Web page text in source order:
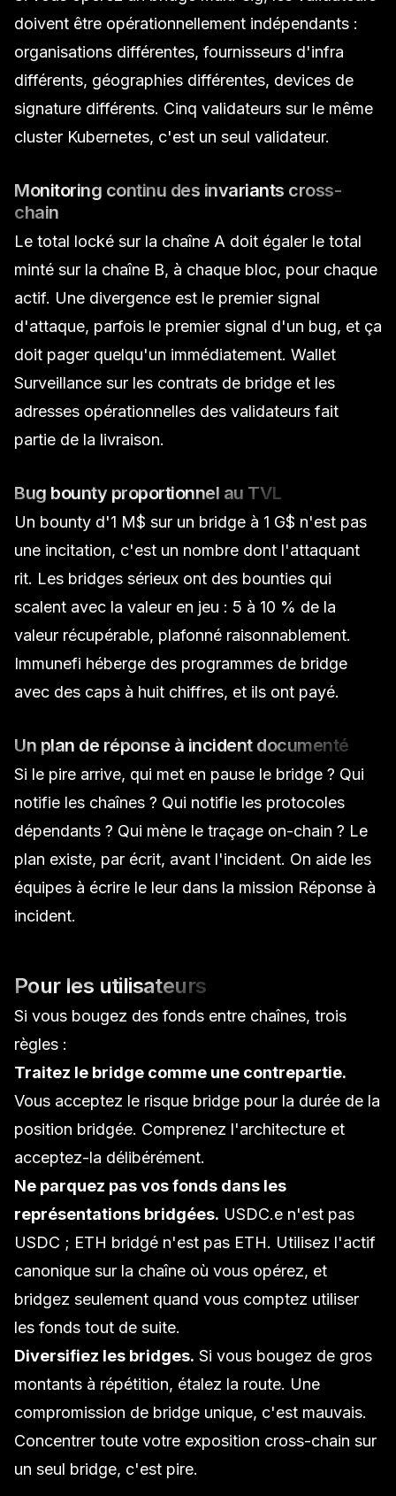
doivent être opérationnellement indépendants :
organisations différentes, fournisseurs d'infra
différents, géographies différentes, devices de
signature différents. Cinq validateurs sur le même
cluster Kubernetes, c'est un seul validateur.
Monitoring continu des invariants cross-
chain
Le total locké sur la chaîne A doit égaler le total
minté sur la chaîne B, à chaque bloc, pour chaque
actif. Une divergence est le premier signal
d'attaque, parfois le premier signal d'un bug, et ça
doit pager quelqu'un immédiatement. Wallet
Surveillance sur les contrats de bridge et les
adresses opérationnelles des validateurs fait
partie de la livraison.
Bug bounty proportionnel au TVL
Un bounty d'1 M$ sur un bridge à 1 G$ n'est pas
une incitation, c'est un nombre dont l'attaquant
rit. Les bridges sérieux ont des bounties qui
scalent avec la valeur en jeu : 5 à 10 % de la
valeur récupérable, plafonné raisonnablement.
Immunefi héberge des programmes de bridge
avec des caps à huit chiffres, et ils ont payé.
Un plan de réponse à incident documenté
Si le pire arrive, qui met en pause le bridge ? Qui
notifie les chaînes ? Qui notifie les protocoles
dépendants ? Qui mène le traçage on-chain ? Le
plan existe, par écrit, avant l'incident. On aide les
équipes à écrire le leur dans la mission Réponse à
incident.
Pour les utilisateurs
Si vous bougez des fonds entre chaînes, trois
règles :
Traitez le bridge comme une contrepartie.
Vous acceptez le risque bridge pour la durée de la
position bridgée. Comprenez l'architecture et
acceptez-la délibérément.
Ne parquez pas vos fonds dans les
représentations bridgées. USDC.e n'est pas
USDC ; ETH bridgé n'est pas ETH. Utilisez l'actif
canonique sur la chaîne où vous opérez, et
bridgez seulement quand vous comptez utiliser
les fonds tout de suite.
Diversifiez les bridges. Si vous bougez de gros
montants à répétition, étalez la route. Une
compromission de bridge unique, c'est mauvais.
Concentrer toute votre exposition cross-chain sur
un seul bridge, c'est pire.